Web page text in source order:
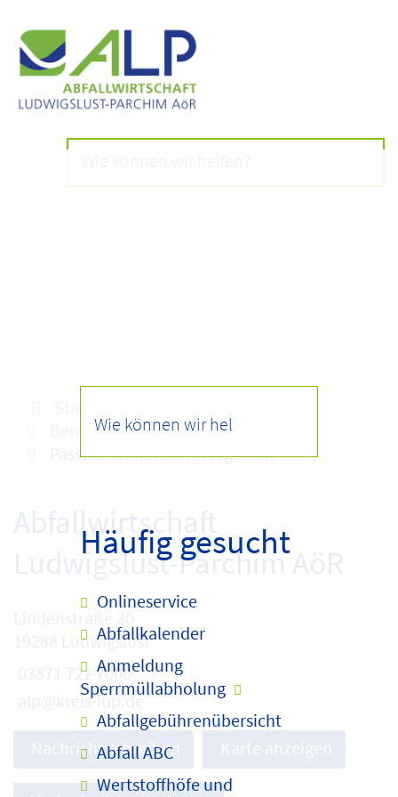
Häufig gesucht
Onlineservice
Abfallkalender
Anmeldung
Sperrmüllabholung
Abfallgebührenübersicht
Abfall ABC
Wertstoffhöfe und
Benutzerverwaltung
Passwort anfordern/vergessen
Abfallwirtschaft
Ludwigslust-Parchim AöR
Lindenstraße 30
19288 Ludwigslust
03871 722 7000
alp@kreis-lup.de
Nachricht schreiben Karte anzeigen